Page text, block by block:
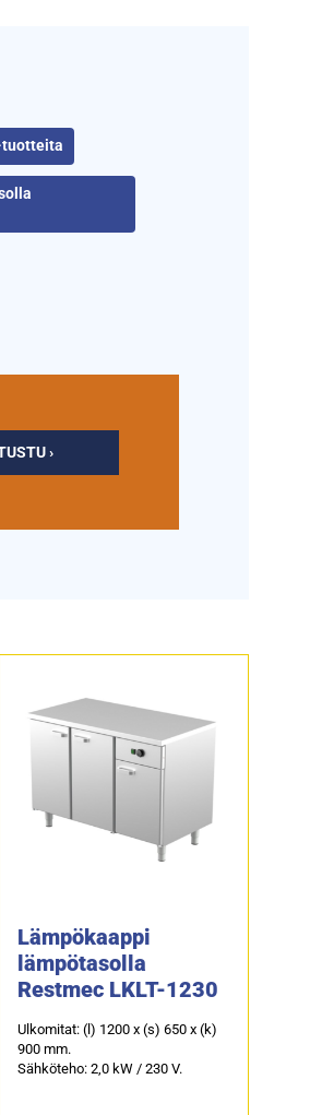
tuotteita
›
Lämpökaappi
lämpötasolla
Restmec LKLT-1230
Ulkomitat: (l) 1200 x (s) 650 x (k)
900 mm.
Sähköteho: 2,0 kW / 230 V.